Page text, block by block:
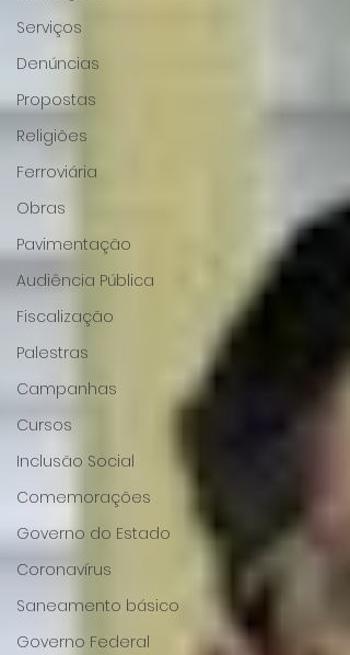
Serviços
Denúncias
Propostas
Religiões
Ferroviária
Obras
Pavimentação
Audiência Pública
Fiscalização
Palestras
Campanhas
Cursos
Inclusão Social
Comemorações
Governo do Estado
Coronavírus
Saneamento básico
Governo Federal